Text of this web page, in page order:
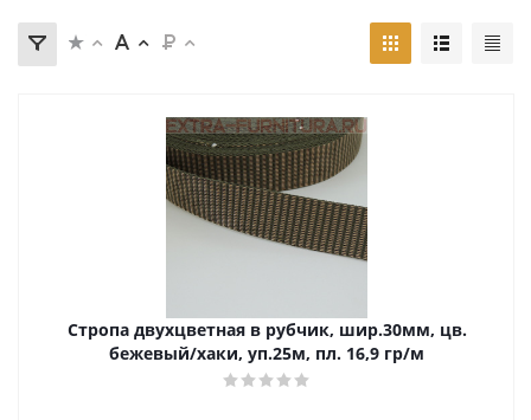
Стропа двухцветная в рубчик, шир.30мм, цв.
бежевый/хаки, уп.25м, пл. 16,9 гр/м